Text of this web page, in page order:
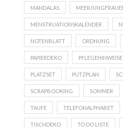
MANDALAS
MENSTRUATIONSKALENDER
NOTENBLATT ORDNUNG
PAPIERDEKO PFLEGEHINWEISE
PLATZSET PUTZPLAN
SCRAPBOOKING SOMMER
TAUFE TELEFONALPHABET
TISCHDEKO TO DO LISTE